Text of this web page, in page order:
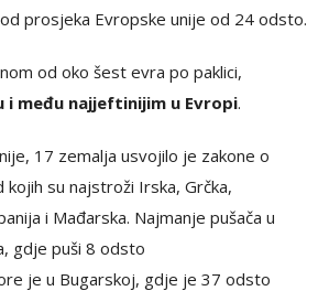
prosjeka Evropske unije od 24 odsto.
od oko šest evra po paklici,
i među najjeftinijim u Evropi.
17 zemalja usvojilo je zakone o
kojih su najstroži Irska, Grčka,
i Mađarska. Najmanje pušača u
gdje puši 8 odsto
je u Bugarskoj, gdje je 37 odsto